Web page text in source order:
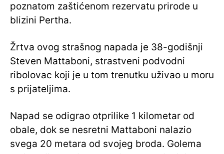
poznatom zaštićenom rezervatu prirode u
blizini Pertha.
Žrtva ovog strašnog napada je 38-godišnji
Steven Mattaboni, strastveni podvodni
ribolovac koji je u tom trenutku uživao u moru
s prijateljima.
Napad se odigrao otprilike 1 kilometar od
obale, dok se nesretni Mattaboni nalazio
svega 20 metara od svojeg broda. Golema